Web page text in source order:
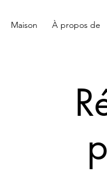
Maison À propos de